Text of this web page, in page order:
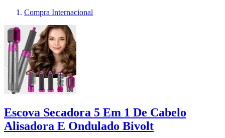
Compra Internacional
Escova Secadora 5 Em 1 De Cabelo
Alisadora E Ondulado Bivolt